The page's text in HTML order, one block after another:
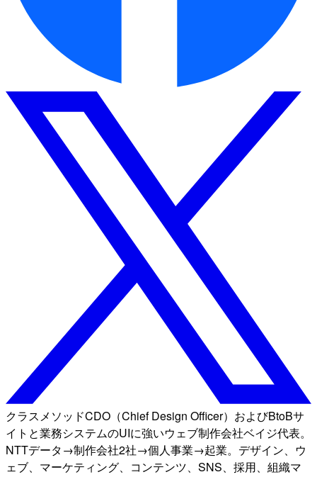
クラスメソッドCDO（Chief Design Officer）およびBtoBサ
イトと業務システムのUIに強いウェブ制作会社ベイジ代表。
NTTデータ→制作会社2社→個人事業→起業。デザイン、ウ
ェブ、マーケティング、コンテンツ、SNS、採用、組織マ